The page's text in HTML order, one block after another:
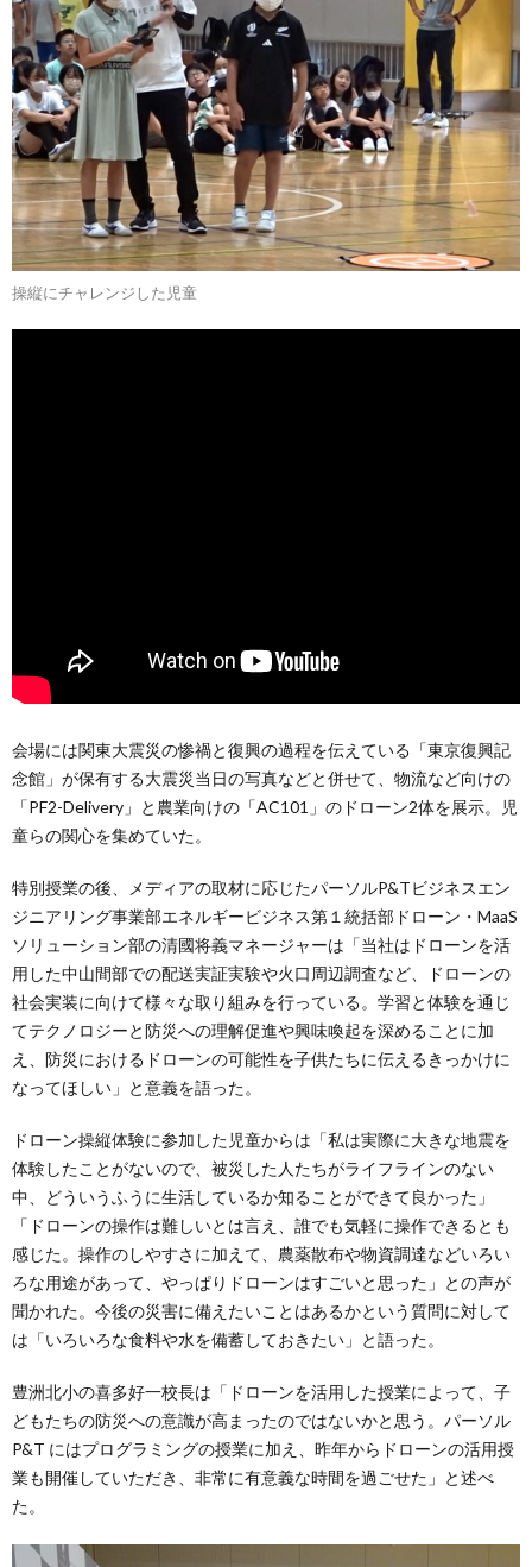
操縦にチャレンジした児童
会場には関東大震災の惨禍と復興の過程を伝えている「東京復興記
念館」が保有する大震災当日の写真などと併せて、物流など向けの
「PF2-Delivery」と農業向けの「AC101」のドローン2体を展示。児
童らの関心を集めていた。
特別授業の後、メディアの取材に応じたパーソルP&Tビジネスエン
ジニアリング事業部エネルギービジネス第１統括部ドローン・MaaS
ソリューション部の清國将義マネージャーは「当社はドローンを活
用した中山間部での配送実証実験や火口周辺調査など、ドローンの
社会実装に向けて様々な取り組みを行っている。学習と体験を通じ
てテクノロジーと防災への理解促進や興味喚起を深めることに加
え、防災におけるドローンの可能性を子供たちに伝えるきっかけに
なってほしい」と意義を語った。
ドローン操縦体験に参加した児童からは「私は実際に大きな地震を
体験したことがないので、被災した人たちがライフラインのない
中、どういうふうに生活しているか知ることができて良かった」
「ドローンの操作は難しいとは言え、誰でも気軽に操作できるとも
感じた。操作のしやすさに加えて、農薬散布や物資調達などいろい
ろな用途があって、やっぱりドローンはすごいと思った」との声が
聞かれた。今後の災害に備えたいことはあるかという質問に対して
は「いろいろな食料や水を備蓄しておきたい」と語った。
豊洲北小の喜多好一校長は「ドローンを活用した授業によって、子
どもたちの防災への意識が高まったのではないかと思う。パーソル
P&T にはプログラミングの授業に加え、昨年からドローンの活用授
業も開催していただき、非常に有意義な時間を過ごせた」と述べ
た。